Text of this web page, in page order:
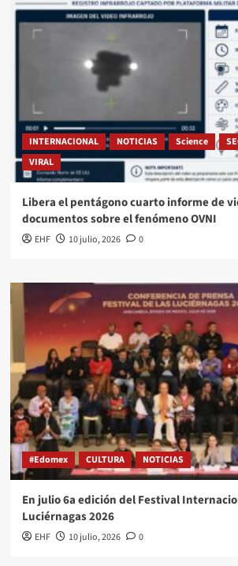
INTERNACIONAL NOTICIAS Science
VIRAL
Libera el pentágono cuarto informe de
documentos sobre el fenómeno OVNI
EHF 10 julio, 2026 0
#Edomex CULTURA NOTICIAS
En julio 6a edición del Festival
Luciérnagas 2026
EHF 10 julio, 2026 0